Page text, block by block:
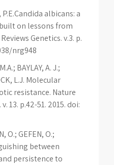
P.E.Candida albicans: a
on lessons from
Genetics. v.3. p.
nrg948
BAYLAY, A. J.;
L.J. Molecular
resistance. Nature
13. p.42-51. 2015. doi:
O.; GEFEN, O.;
between
persistence to